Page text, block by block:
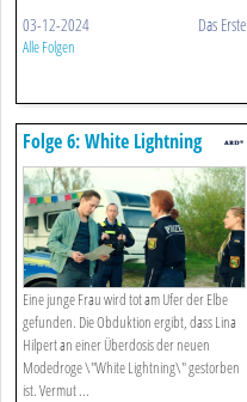
03-12-2024 Das Erste
Alle Folgen
Folge 6: White Lightning
(s01/e06)
Eine junge Frau wird tot am Ufer der Elbe
gefunden. Die Obduktion ergibt, dass Lina
Hilpert an einer Überdosis der neuen
Modedroge \"White Lightning\" gestorben
ist. Vermut ...